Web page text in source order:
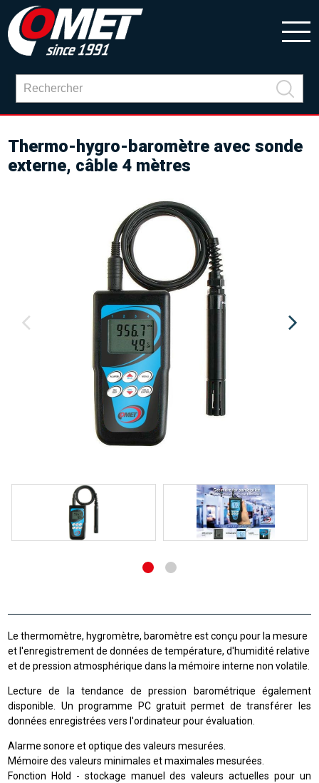
Thermo-hygro-baromètre avec sonde
externe, câble 4 mètres
Le thermomètre, hygromètre, baromètre est conçu pour la mesure
et l'enregistrement de données de température, d'humidité relative
et de pression atmosphérique dans la mémoire interne non volatile.
Lecture de la tendance de pression barométrique également
disponible. Un programme PC gratuit permet de transférer les
données enregistrées vers l'ordinateur pour évaluation.
Alarme sonore et optique des valeurs mesurées.
Mémoire des valeurs minimales et maximales mesurées.
Fonction Hold - stockage manuel des valeurs actuelles pour un